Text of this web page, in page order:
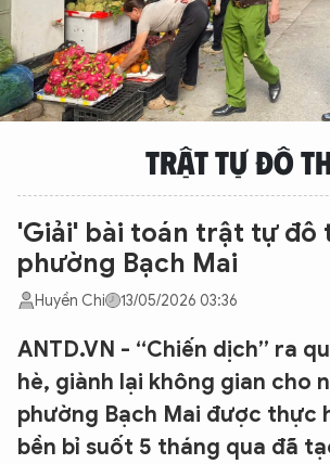
TRẬT TỰ ĐÔ
'Giải' bài toán trật tự đô
phường Bạch Mai
Huyền Chi 13/05/2026 03:36
ANTD.VN - “Chiến dịch” ra
hè, giành lại không gian cho
phường Bạch Mai được thực
bền bỉ suốt 5 tháng qua đã